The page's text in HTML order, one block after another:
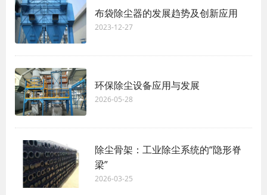
布袋除尘器的发展趋势及创新应用
2023-12-27
环保除尘设备应用与发展
2026-05-28
除尘骨架：工业除尘系统的“隐形脊
梁”
2026-03-25